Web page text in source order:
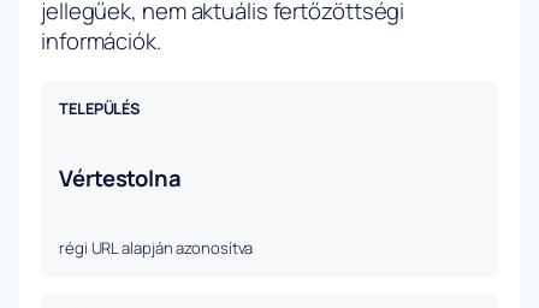
jellegűek, nem aktuális fertőzöttségi
információk.
TELEPÜLÉS
Vértestolna
régi URL alapján azonosítva